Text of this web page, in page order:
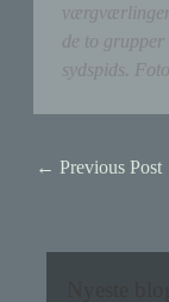
de to
sydspids.
← Previous Post